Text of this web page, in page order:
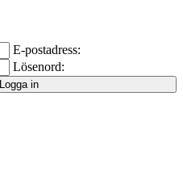
E-postadress:
Lösenord:
Logga in